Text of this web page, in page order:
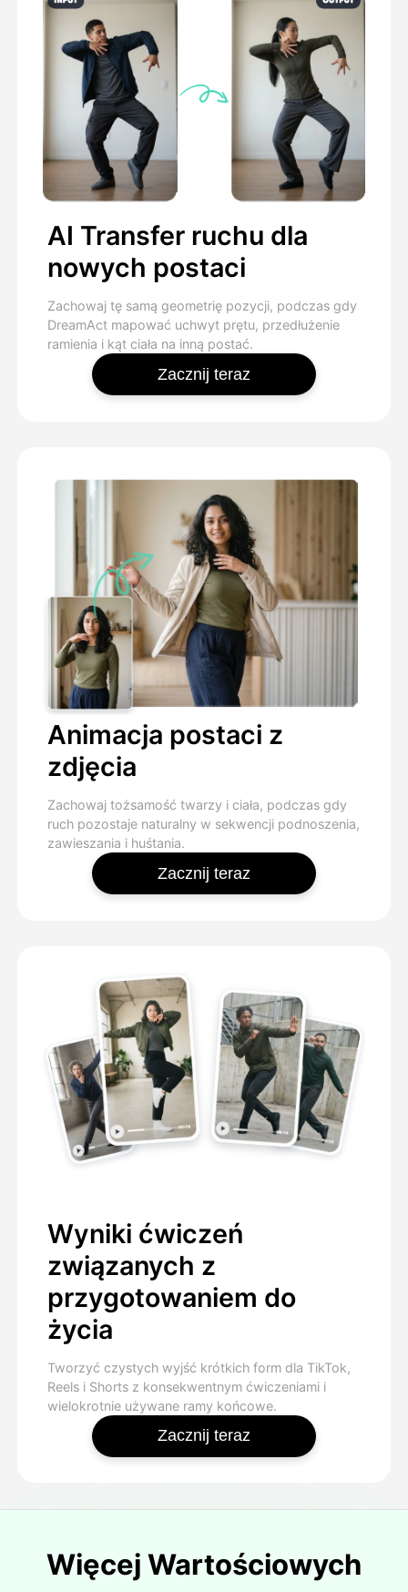
AI Transfer ruchu dla
nowych postaci
Zachowaj tę samą geometrię pozycji, podczas gdy
DreamAct mapować uchwyt prętu, przedłużenie
ramienia i kąt ciała na inną postać.
Zacznij teraz
Animacja postaci z
zdjęcia
Zachowaj tożsamość twarzy i ciała, podczas gdy
ruch pozostaje naturalny w sekwencji podnoszenia,
zawieszania i huśtania.
Zacznij teraz
Wyniki ćwiczeń
związanych z
przygotowaniem do
życia
Tworzyć czystych wyjść krótkich form dla TikTok,
Reels i Shorts z konsekwentnym ćwiczeniami i
wielokrotnie używane ramy końcowe.
Zacznij teraz
Więcej Wartościowych